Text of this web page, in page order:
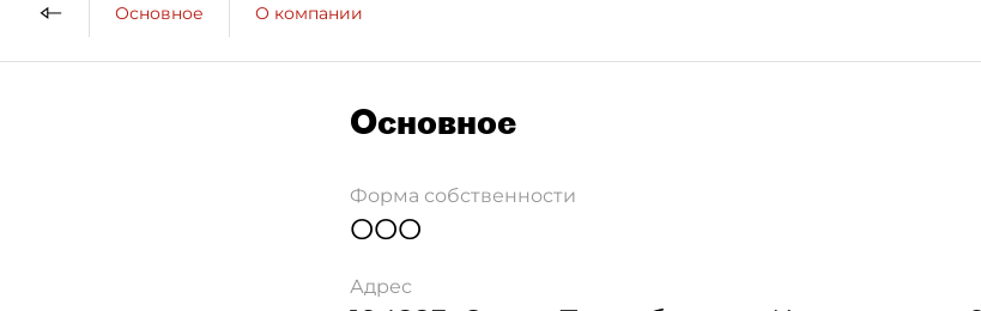
Основное О компании
Основное
Форма собственности
ООО
Адрес